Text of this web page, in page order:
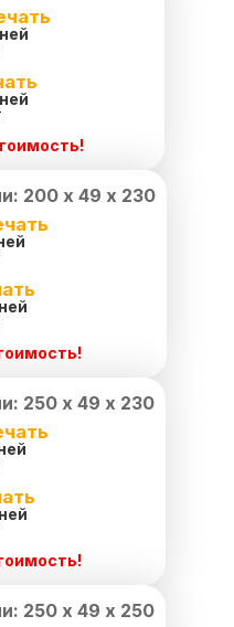
200 х 49 х 230
250 х 49 х 230
250 х 49 х 250